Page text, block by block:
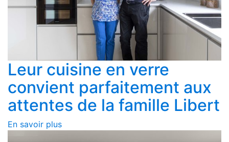
Leur cuisine en verre
convient parfaitement aux
attentes de la famille Libert
En savoir plus